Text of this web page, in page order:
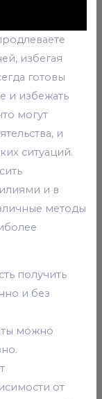
избегая
готовы
и избежать
могут
и
ситуаций.
и в
методы
получить
и без
можно
от